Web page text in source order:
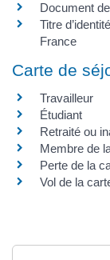
Document
Titre
France
Carte de
Travailleur
Étudiant
Retraité ou
Membre de
Perte de la
Vol de la